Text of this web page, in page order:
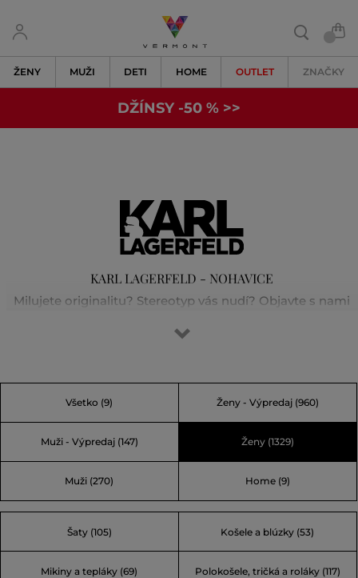
ŽENY MUŽI DETI HOME OUTLET ZNAČKY
DŽÍNSY -50 % >>
KARL LAGERFELD - NOHAVICE
Milujete originalitu? Stereotyp vás nudí? Objavte s nami
parížskeho štýlu a rock-chic elegancie. Karl bol originálny,
karlizmov vraví: „Móda je hra, ktorú treba hrať vážne.“
Alebo „Nuda je zločin.“ Vo svete Karla sa nudiť nebudete.
Všetko (9) Ženy - Výpredaj(960)
Muži - Výpredaj(147) Ženy(1329)
Muži (270) Home(9)
Šaty (105) Košele a blúzky (53)
Mikiny a tepláky (69) Polokošele, tričká a roláky (117)